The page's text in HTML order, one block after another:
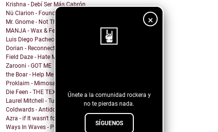
×
Únete a la comunidad rockera y
no te pierdas nada.
SÍGUENOS
Krishna - Debí Ser Más Cabrón
Nü Clarion - Found Wanting
Mr. Gnome - Not This Time, Devil
MANJA - Wax & Feathers
Luis Diego Pacheco - Magic Girl
Dorian - Reconnected
Field Daze - Hate Me
Zarooni - GOT ME
the Boar - Help Me
Proklaim - Mimosa
Die Feen - THE TEXAN
Laurel Mitchell - Tuesday, Parkway
Coldwards - Antidote
Azra - if It wasn't for you
Ways In Waves - Pulled to the Sky